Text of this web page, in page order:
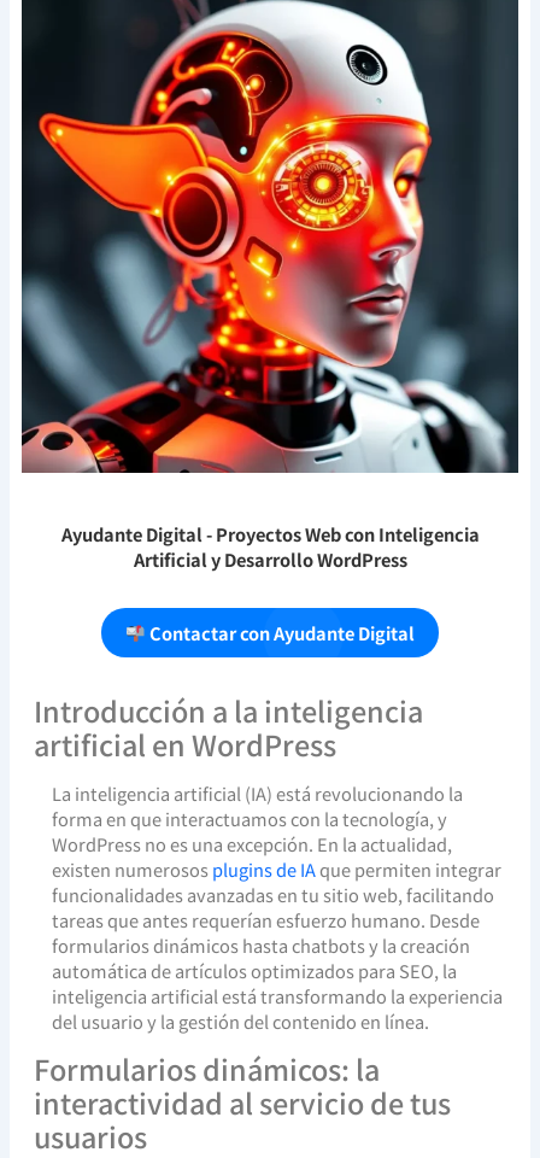
Ayudante Digital- Proyectos Web con Inteligencia
Artificial y Desarrollo WordPress
Contactar con Ayudante Digital
Introducción a la inteligencia
artificial en WordPress
La inteligencia artificial (IA) está revolucionando la
forma en que interactuamos con la tecnología, y
WordPress no es una excepción. En la actualidad,
existen numerososplugins de IAque permiten integrar
funcionalidades avanzadas en tu sitio web, facilitando
tareas que antes requerían esfuerzo humano. Desde
formularios dinámicos hasta chatbots y la creación
automática de artículos optimizados para SEO, la
inteligencia artificial está transformando la experiencia
del usuario y la gestión del contenido en línea.
Formularios dinámicos: la
interactividad al servicio de tus
usuarios